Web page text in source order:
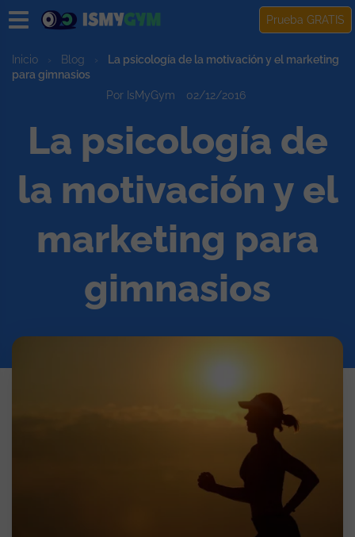
Prueba GRATIS
Inicio › Blog ›
La psicología de la motivación y el marketing
para gimnasios
Por IsMyGym
02/12/2016
La psicología de
la motivación y el
marketing para
gimnasios